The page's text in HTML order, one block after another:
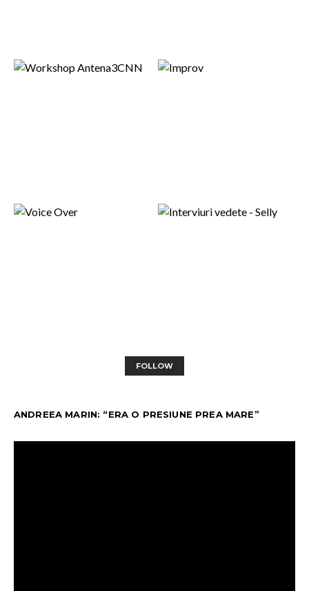
FOLLOW
ANDREEA MARIN: “ERA O PRESIUNE PREA MARE”